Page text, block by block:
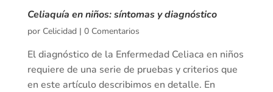
Celiaquía en niños: síntomas y diagnóstico
por Celicidad| 0 Comentarios
El diagnóstico de la Enfermedad Celiaca en niños
requiere de una serie de pruebas y criterios que
en este artículo describimos en detalle. En